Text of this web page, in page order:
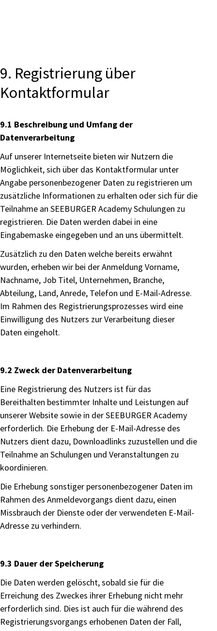
9. Registrierung über
Kontaktformular
9.1 Beschreibung und Umfang der
Datenverarbeitung
Auf unserer Internetseite bieten wir Nutzern die
Möglichkeit, sich über das Kontaktformular unter
Angabe personenbezogener Daten zu registrieren um
zusätzliche Informationen zu erhalten oder sich für die
Teilnahme an SEEBURGER Academy Schulungen zu
registrieren. Die Daten werden dabei in eine
Eingabemaske eingegeben und an uns übermittelt.
Zusätzlich zu den Daten welche bereits erwähnt
wurden, erheben wir bei der Anmeldung Vorname,
Nachname, Job Titel, Unternehmen, Branche,
Abteilung, Land, Anrede, Telefon und E-Mail-Adresse.
Im Rahmen des Registrierungsprozesses wird eine
Einwilligung des Nutzers zur Verarbeitung dieser
Daten eingeholt.
9.2 Zweck der Datenverarbeitung
Eine Registrierung des Nutzers ist für das
Bereithalten bestimmter Inhalte und Leistungen auf
unserer Website sowie in der SEEBURGER Academy
erforderlich. Die Erhebung der E-Mail-Adresse des
Nutzers dient dazu, Downloadlinks zuzustellen und die
Teilnahme an Schulungen und Veranstaltungen zu
koordinieren.
Die Erhebung sonstiger personenbezogener Daten im
Rahmen des Anmeldevorgangs dient dazu, einen
Missbrauch der Dienste oder der verwendeten E-Mail-
Adresse zu verhindern.
9.3 Dauer der Speicherung
Die Daten werden gelöscht, sobald sie für die
Erreichung des Zweckes ihrer Erhebung nicht mehr
erforderlich sind. Dies ist auch für die während des
Registrierungsvorgangs erhobenen Daten der Fall,